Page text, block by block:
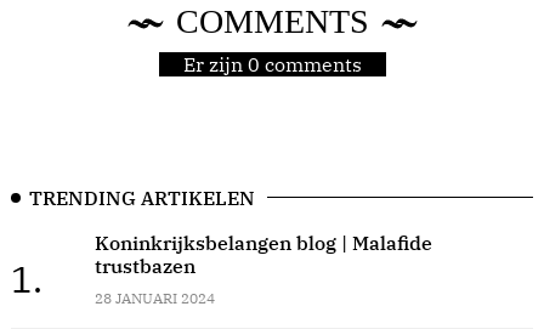
COMMENTS
Er zijn 0 comments
TRENDING ARTIKELEN
1.
Koninkrijksbelangen blog | Malafide
trustbazen
28 JANUARI 2024